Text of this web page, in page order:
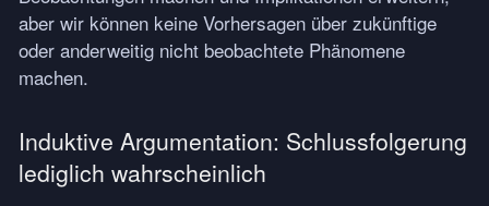
aber wir können keine Vorhersagen über zukünftige
oder anderweitig nicht beobachtete Phänomene
machen.
Induktive Argumentation: Schlussfolgerung
lediglich wahrscheinlich